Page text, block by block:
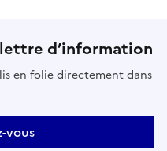
d’information
en folie directement dans
vous